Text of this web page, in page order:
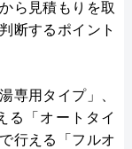
ら見積もりを取
断するポイント
専用タイプ」、
る「オートタイ
行える「フルオ